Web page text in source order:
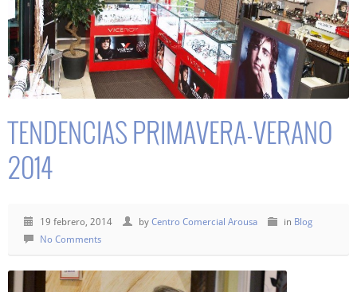
TENDENCIAS PRIMAVERA-VERANO
2014
19 febrero, 2014 by Centro Comercial Arousa in Blog
No Comments